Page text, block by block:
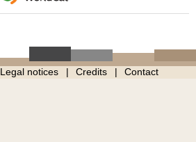
Legal notices Credits Contact